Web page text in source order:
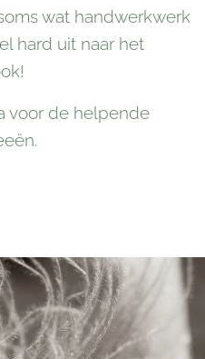
wat handwerkwerk
hard uit naar het
voor de helpende